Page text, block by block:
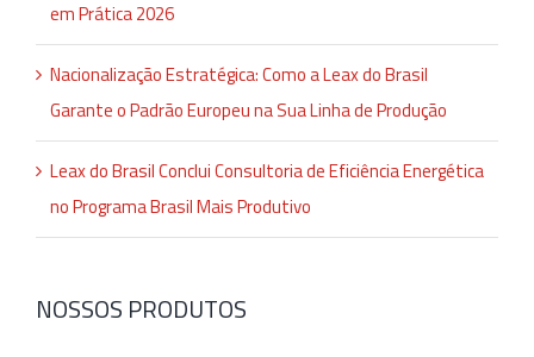
em Prática 2026
Nacionalização Estratégica: Como a Leax do Brasil
Garante o Padrão Europeu na Sua Linha de Produção
Leax do Brasil Conclui Consultoria de Eficiência Energética
no Programa Brasil Mais Produtivo
NOSSOS PRODUTOS